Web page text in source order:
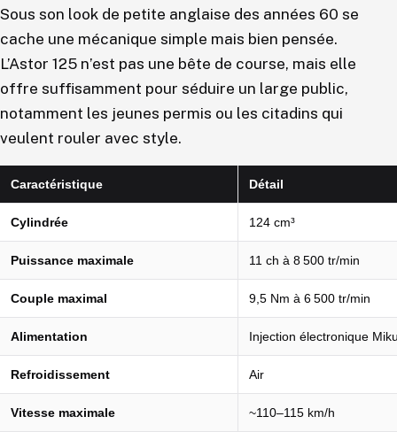
Sous son look de petite anglaise des années 60 se
cache une mécanique simple mais bien pensée.
L’Astor 125 n’est pas une bête de course, mais elle
offre suffisamment pour séduire un large public,
notamment les jeunes permis ou les citadins qui
veulent rouler avec style.
Caractéristique Détail
Cylindrée 124 cm³
Puissance maximale 11 ch à 8 500 tr/min
Couple maximal 9,5 Nm à 6 500 tr/min
Alimentation Injection électronique
Refroidissement Air
Vitesse maximale ~110–115 km/h